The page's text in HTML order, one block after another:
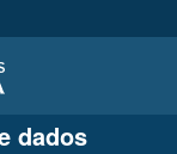
dados